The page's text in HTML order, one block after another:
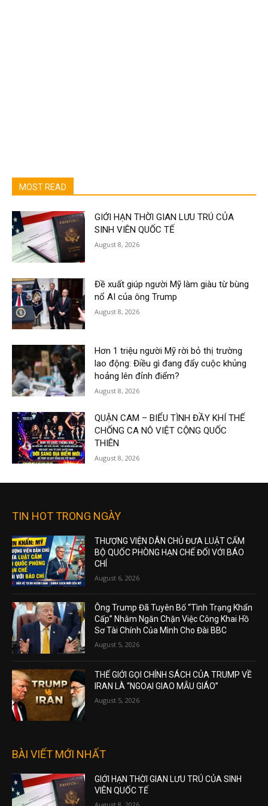
MOST READ
GIỚI HẠN THỜI GIAN LƯU TRÚ CỦA
SINH VIÊN QUỐC TẾ
August 8, 2026
Đề xuất giúp người Mỹ làm giàu từ bùng
nổ AI của ông Trump
August 8, 2026
Hơn 1 triệu người Mỹ rời bỏ thị trường
lao động: Điều gì đang đẩy cuộc khủng
hoảng lên đỉnh điểm?
August 8, 2026
QUẬN CAM – BIỂU TÌNH ĐẦY KHÍ THẾ
CHỐNG CA NÔ VIỆT CỘNG QUỐC
THIÊN
August 8, 2026
TIN HOT TRONG NGÀY
THƯỢNG VIỆN DÂN CHỦ ĐƯA LUẬT CẤM
BỘ QUỐC PHÒNG HẠN CHẾ ĐỐI VỚI BÁO
CHÍ
August 6, 2026
Ông Trump Đã Tuyên Bố “Tình Trạng Khẩn
Cấp” Nhằm Ngăn Chặn Việc Công Khai Hồ
Sơ Tài Chính Của Mình Cho Đài BBC
August 5, 2026
THẾ GIỚI GỌI CHÍNH SÁCH CỦA TRUMP VỀ
IRAN LÀ “NGOẠI GIAO MẪU GIÁO”
August 5, 2026
BÀI VIẾT MỚI NHẤT
GIỚI HẠN THỜI GIAN LƯU TRÚ CỦA SINH
VIÊN QUỐC TẾ